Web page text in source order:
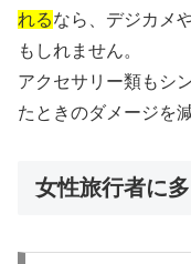
れるなら、デジカメ
もしれません。
アクセサリー類もシ
たときのダメージを
女性旅行者に